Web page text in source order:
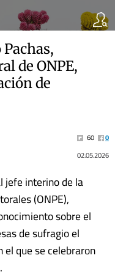
de ONPE,
de
60
0
02.05.2026
jefe interino de la
(ONPE),
sobre el
de sufragio el
que se celebraron